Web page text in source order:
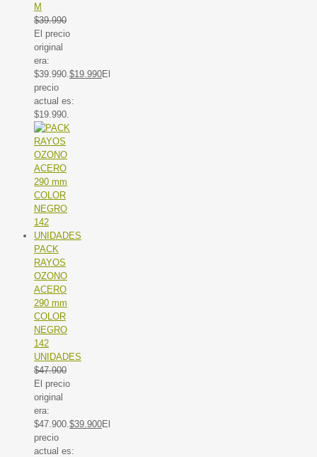
M
$39.990
El precio
original
era:
$39.990. $19.990El
precio
actual es:
$19.990.
PACK
RAYOS
OZONO
ACERO
290 mm
COLOR
NEGRO
142
UNIDADES
$47.900
El precio
original
era:
$47.900. $39.900El
precio
actual es: